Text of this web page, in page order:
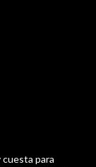
para